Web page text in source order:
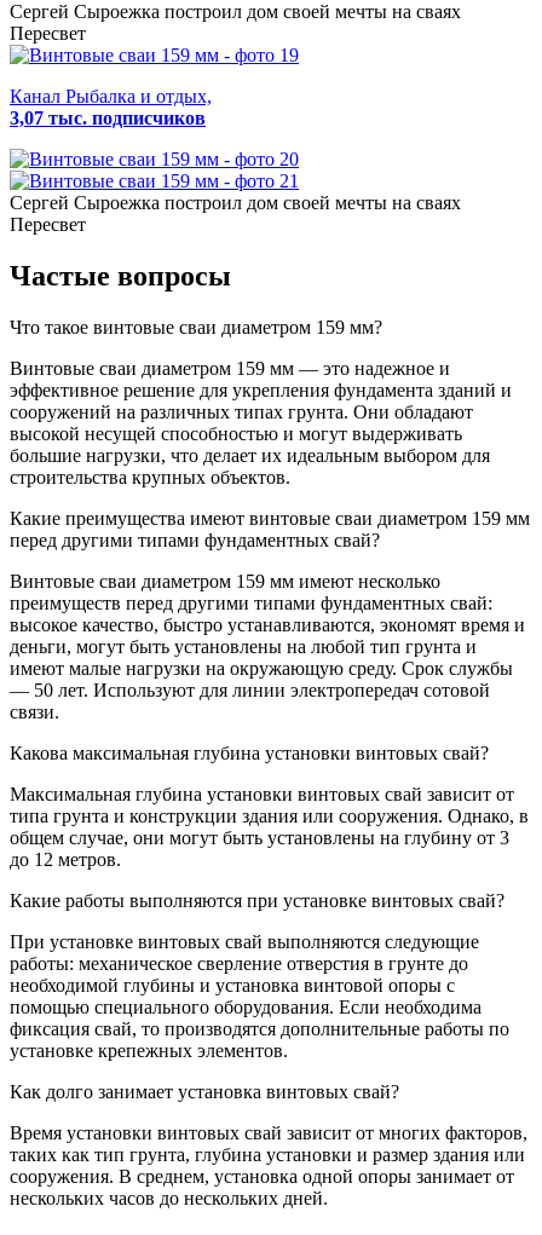
Сергей Сыроежка построил дом своей мечты на сваях
Пересвет
Канал Рыбалка и отдых,
3,07 тыс. подписчиков
Сергей Сыроежка построил дом своей мечты на сваях
Пересвет
Частые вопросы
Что такое винтовые сваи диаметром 159 мм?
Винтовые сваи диаметром 159 мм — это надежное и
эффективное решение для укрепления фундамента зданий и
сооружений на различных типах грунта. Они обладают
высокой несущей способностью и могут выдерживать
большие нагрузки, что делает их идеальным выбором для
строительства крупных объектов.
Какие преимущества имеют винтовые сваи диаметром 159 мм
перед другими типами фундаментных свай?
Винтовые сваи диаметром 159 мм имеют несколько
преимуществ перед другими типами фундаментных свай:
высокое качество, быстро устанавливаются, экономят время и
деньги, могут быть установлены на любой тип грунта и
имеют малые нагрузки на окружающую среду. Срок службы
— 50 лет. Используют для линии электропередач сотовой
связи.
Какова максимальная глубина установки винтовых свай?
Максимальная глубина установки винтовых свай зависит от
типа грунта и конструкции здания или сооружения. Однако, в
общем случае, они могут быть установлены на глубину от 3
до 12 метров.
Какие работы выполняются при установке винтовых свай?
При установке винтовых свай выполняются следующие
работы: механическое сверление отверстия в грунте до
необходимой глубины и установка винтовой опоры с
помощью специального оборудования. Если необходима
фиксация свай, то производятся дополнительные работы по
установке крепежных элементов.
Как долго занимает установка винтовых свай?
Время установки винтовых свай зависит от многих факторов,
таких как тип грунта, глубина установки и размер здания или
сооружения. В среднем, установка одной опоры занимает от
нескольких часов до нескольких дней.